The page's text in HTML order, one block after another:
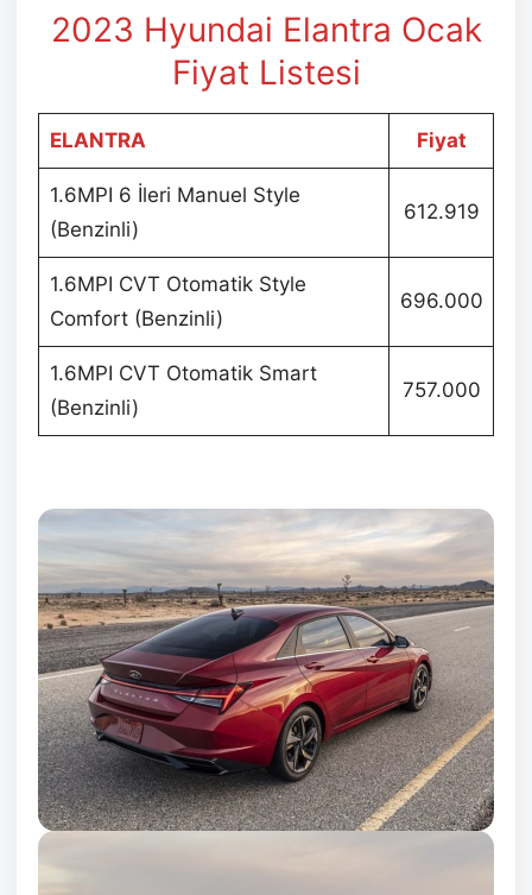
2023 Hyundai Elantra Ocak
Fiyat Listesi
ELANTRA Fiyat
1.6MPI 6 İleri Manuel Style
(Benzinli)
612.919
1.6MPI CVT Otomatik Style
Comfort (Benzinli)
696.000
1.6MPI CVT Otomatik Smart
(Benzinli)
757.000